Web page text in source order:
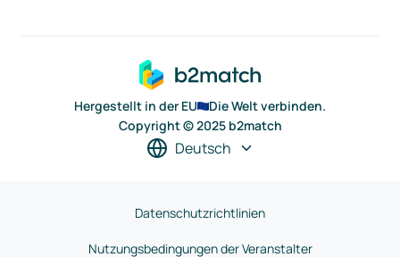
Hergestellt in der EU
Die Welt verbinden.
Copyright © 2025 b2match
Deutsch
Datenschutzrichtlinien
Nutzungsbedingungen der Veranstalter